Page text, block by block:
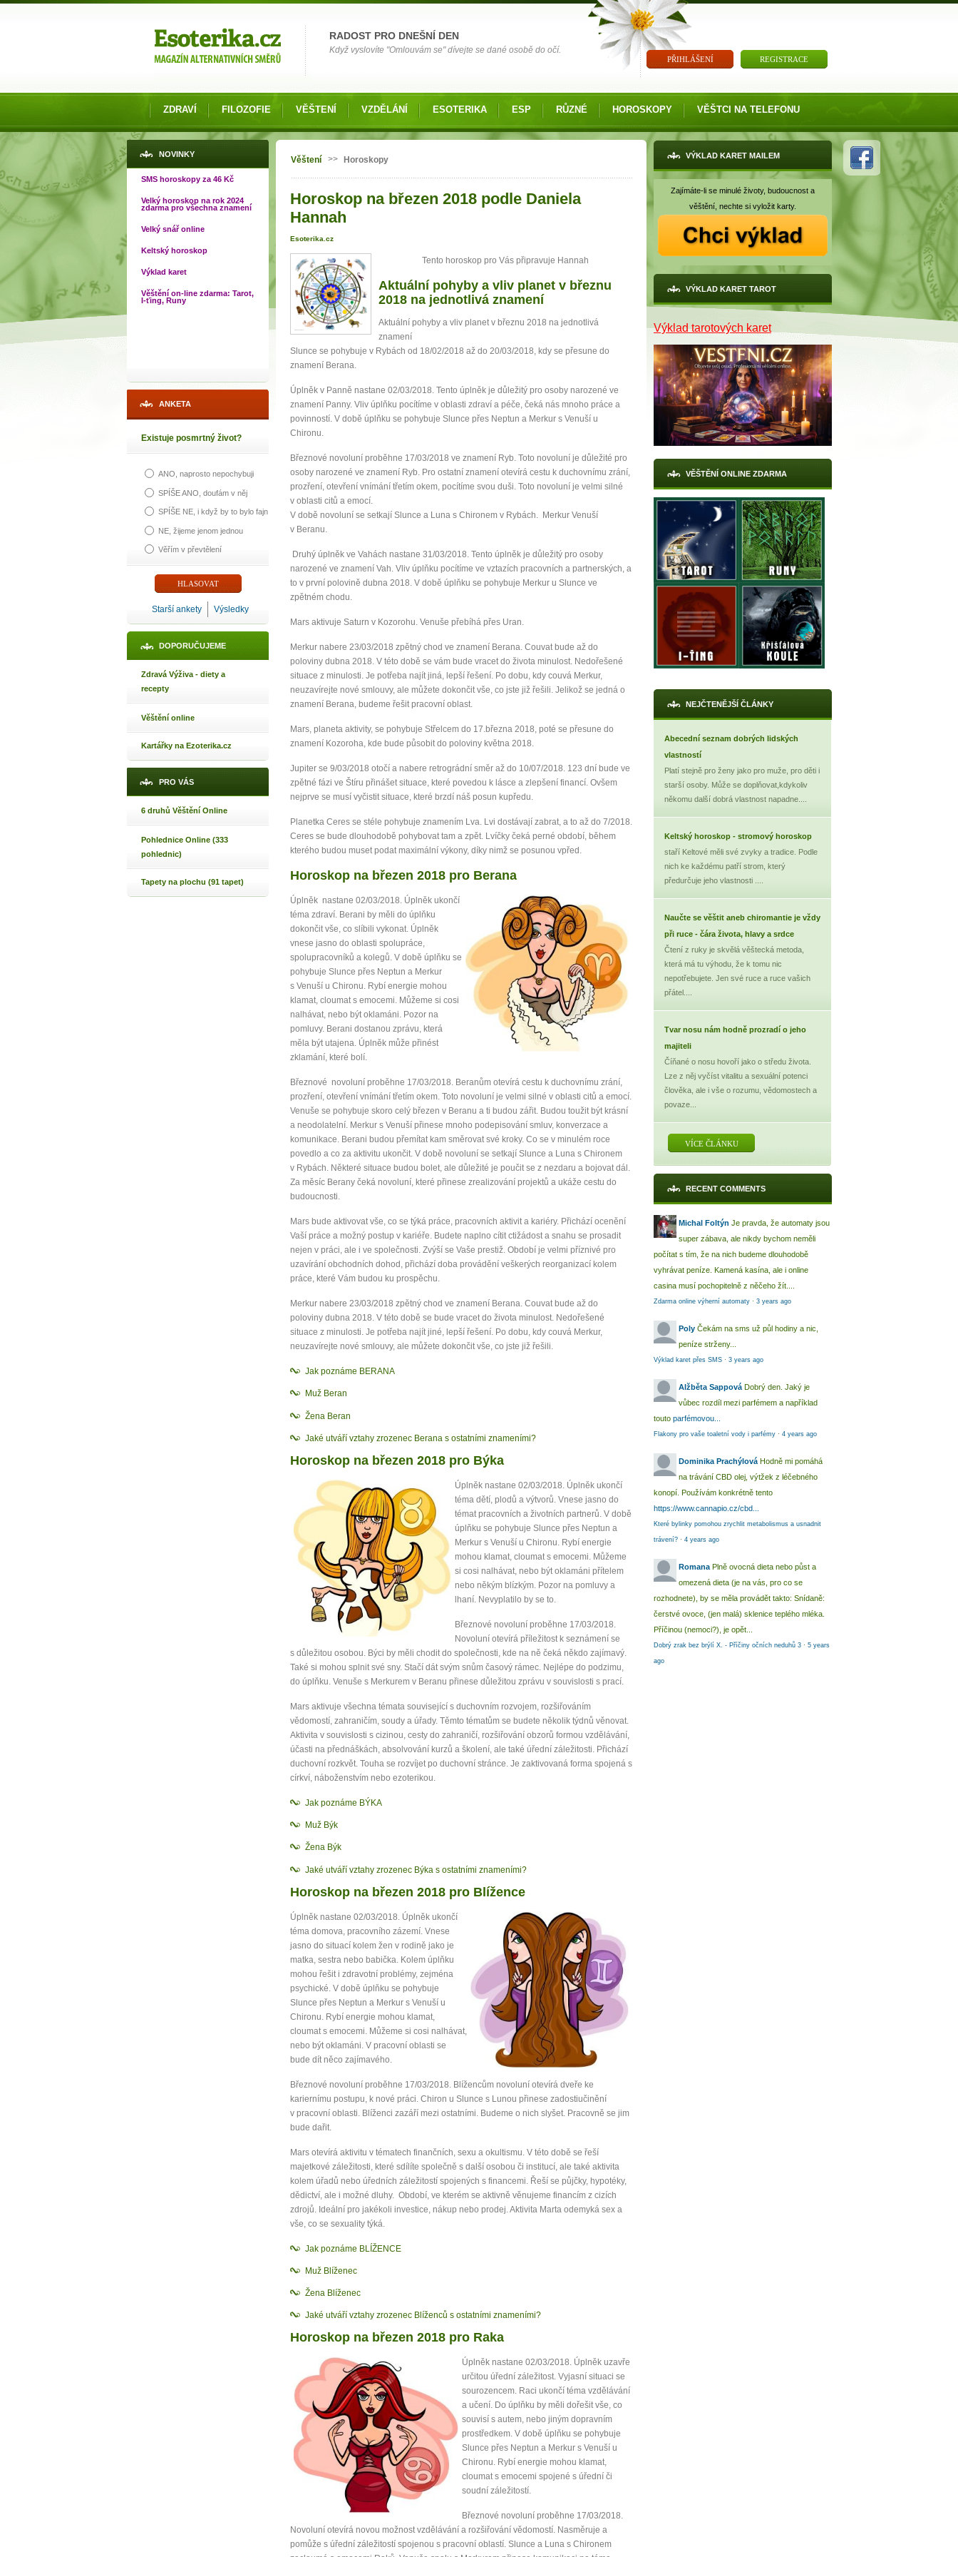
10 tipů pro zdravý a
plnohodnotný život
... všechny tipy zdarma.
Máte pocit, že jste unaveni hned jak ráno vstanete?
Nemusí to tak být - ZJISTĚTE ZDARMA!
Jak mít více energie každý den
Jak vnést do života rovnováhu
Jak být šťastnější
Nenávidíme spam stejně jako vy
X
RADOST PRO DNEŠNÍ DEN
Když vyslovíte "Omlouvám se" dívejte se dané osobě do očí.
PŘIHLÁŠENÍ REGISTRACE
ZDRAVÍ FILOZOFIE VĚŠTENÍ VZDĚLÁNÍ ESOTERIKA ESP RŮZNÉ HOROSKOPY VĚŠTCI NA TELEFONU
NOVINKY
SMS horoskopy za 46 Kč
Velký horoskop na rok 2024
zdarma pro všechna znamení
Velký snář online
Keltský horoskop
Výklad karet
Věštění on-line zdarma: Tarot,
I-ťing, Runy
ANKETA
Existuje posmrtný život?
ANO, naprosto nepochybuji
SPÍŠE ANO, doufám v něj
SPÍŠE NE, i když by to bylo fajn
NE, žijeme jenom jednou
Věřím v převtělení
Starší ankety Výsledky
DOPORUČUJEME
Zdravá Výživa - diety a
recepty
Věštění online
Kartářky na Ezoterika.cz
PRO VÁS
6 druhů Věštění Online
Pohlednice Online (333
pohlednic)
Tapety na plochu (91 tapet)
Jste zde
Věštení >> Horoskopy
Horoskop na březen 2018 podle Daniela
Hannah
Esoterika.cz
Tento horoskop pro Vás připravuje Hannah
Aktuální pohyby a vliv planet v březnu
2018 na jednotlivá znamení
Aktuální pohyby a vliv planet v březnu 2018 na jednotlivá
znamení
Slunce se pohybuje v Rybách od 18/02/2018 až do 20/03/2018, kdy se přesune do
znamení Berana.
Úplněk v Panně nastane 02/03/2018. Tento úplněk je důležitý pro osoby narozené ve
znamení Panny. Vliv úplňku pocítíme v oblasti zdraví a péče, čeká nás mnoho práce a
povinností. V době úplňku se pohybuje Slunce přes Neptun a Merkur s Venuší u
Chironu.
Březnové novoluní proběhne 17/03/2018 ve znamení Ryb. Toto novoluní je důležité pro
osoby narozené ve znamení Ryb. Pro ostatní znamení otevírá cestu k duchovnímu zrání,
prozření, otevření vnímání třetím okem, pocítíme svou duši. Toto novoluní je velmi silné
v oblasti citů a emocí.
V době novoluní se setkají Slunce a Luna s Chironem v Rybách. Merkur Venuší
v Beranu.
Druhý úplněk ve Vahách nastane 31/03/2018. Tento úplněk je důležitý pro osoby
narozené ve znamení Vah. Vliv úplňku pocítíme ve vztazích pracovních a partnerských, a
to v první polovině dubna 2018. V době úplňku se pohybuje Merkur u Slunce ve
zpětném chodu.
Mars aktivuje Saturn v Kozorohu. Venuše přebíhá přes Uran.
Merkur nabere 23/03/2018 zpětný chod ve znamení Berana. Couvat bude až do
poloviny dubna 2018. V této době se vám bude vracet do života minulost. Nedořešené
situace z minulosti. Je potřeba najít jiná, lepší řešení. Po dobu, kdy couvá Merkur,
neuzavírejte nové smlouvy, ale můžete dokončit vše, co jste již řešili. Jelikož se jedná o
znamení Berana, budeme řešit pracovní oblast.
Mars, planeta aktivity, se pohybuje Střelcem do 17.března 2018, poté se přesune do
znamení Kozoroha, kde bude působit do poloviny května 2018.
Jupiter se 9/03/2018 otočí a nabere retrográdní směr až do 10/07/2018. 123 dní bude ve
zpětné fázi ve Štíru přinášet situace, které povedou k lásce a zlepšení financí. Ovšem
nejprve se musí vyčistit situace, které brzdí náš posun kupředu.
Planetka Ceres se stéle pohybuje znamením Lva. Lvi dostávají zabrat, a to až do 7/2018.
Ceres se bude dlouhodobě pohybovat tam a zpět. Lvíčky čeká perné období, během
kterého budou muset podat maximální výkony, díky nimž se posunou vpřed.
Horoskop na březen 2018 pro Berana
Úplněk nastane 02/03/2018. Úplněk ukončí
téma zdraví. Berani by měli do úplňku
dokončit vše, co slíbili vykonat. Úplněk
vnese jasno do oblasti spolupráce,
spolupracovníků a kolegů. V době úplňku se
pohybuje Slunce přes Neptun a Merkur
s Venuší u Chironu. Rybí energie mohou
klamat, cloumat s emocemi. Můžeme si cosi
nalhávat, nebo být oklamáni. Pozor na
pomluvy. Berani dostanou zprávu, která
měla být utajena. Úplněk může přinést
zklamání, které bolí.
Březnové novoluní proběhne 17/03/2018. Beranům otevírá cestu k duchovnímu zrání,
prozření, otevření vnímání třetím okem. Toto novoluní je velmi silné v oblasti citů a emocí.
Venuše se pohybuje skoro celý březen v Beranu a ti budou zářit. Budou toužit být krásní
a neodolatelní. Merkur s Venuší přinese mnoho podepisování smluv, konverzace a
komunikace. Berani budou přemítat kam směrovat své kroky. Co se v minulém roce
povedlo a co za aktivitu ukončit. V době novoluní se setkají Slunce a Luna s Chironem
v Rybách. Některé situace budou bolet, ale důležité je poučit se z nezdaru a bojovat dál.
Za měsíc Berany čeká novoluní, které přinese zrealizování projektů a ukáže cestu do
budoucnosti.
Mars bude aktivovat vše, co se týká práce, pracovních aktivit a kariéry. Přichází ocenění
Vaší práce a možný postup v kariéře. Budete naplno cítit ctižádost a snahu se prosadit
nejen v práci, ale i ve společnosti. Zvýší se Vaše prestiž. Období je velmi příznivé pro
uzavírání obchodních dohod, přichází doba provádění veškerých reorganizací kolem
práce, které Vám budou ku prospěchu.
Merkur nabere 23/03/2018 zpětný chod ve znamení Berana. Couvat bude až do
poloviny dubna 2018. V této době se bude vracet do života minulost. Nedořešené
situace z minulosti. Je potřeba najít jiné, lepší řešení. Po dobu, kdy couvá Merkur,
neuzavírejte nové smlouvy, ale můžete dokončit vše, co jste již řešili.
Jak poznáme BERANA
Muž Beran
Žena Beran
Jaké utváří vztahy zrozenec Berana s ostatními znameními?
Horoskop na březen 2018 pro Býka
Úplněk nastane 02/03/2018. Úplněk ukončí
téma dětí, plodů a výtvorů. Vnese jasno do
témat pracovních a životních partnerů. V době
úplňku se pohybuje Slunce přes Neptun a
Merkur s Venuší u Chironu. Rybí energie
mohou klamat, cloumat s emocemi. Můžeme
si cosi nalhávat, nebo být oklamáni přítelem
nebo někým blízkým. Pozor na pomluvy a
lhaní. Nevyplatilo by se to.
Březnové novoluní proběhne 17/03/2018.
Novoluní otevírá příležitost k seznámení se
s důležitou osobou. Býci by měli chodit do společnosti, kde na ně čeká někdo zajímavý.
Také si mohou splnit své sny. Stačí dát svým snům časový rámec. Nejlépe do podzimu,
do úplňku. Venuše s Merkurem v Beranu přinese důležitou zprávu v souvislosti s prací.
Mars aktivuje všechna témata související s duchovním rozvojem, rozšiřováním
vědomostí, zahraničím, soudy a úřady. Těmto tématům se budete několik týdnů věnovat.
Aktivita v souvislosti s cizinou, cesty do zahraničí, rozšiřování obzorů formou vzdělávání,
účasti na přednáškách, absolvování kurzů a školení, ale také úřední záležitosti. Přichází
duchovní rozkvět. Touha se rozvíjet po duchovní stránce. Je zaktivovaná forma spojená s
církví, náboženstvím nebo ezoterikou.
Jak poznáme BÝKA
Muž Býk
Žena Býk
Jaké utváří vztahy zrozenec Býka s ostatními znameními?
Horoskop na březen 2018 pro Blížence
Úplněk nastane 02/03/2018. Úplněk ukončí
téma domova, pracovního zázemí. Vnese
jasno do situací kolem žen v rodině jako je
matka, sestra nebo babička. Kolem úplňku
mohou řešit i zdravotní problémy, zejména
psychické. V době úplňku se pohybuje
Slunce přes Neptun a Merkur s Venuší u
Chironu. Rybí energie mohou klamat,
cloumat s emocemi. Můžeme si cosi nalhávat,
nebo být oklamáni. V pracovní oblasti se
bude dít něco zajímavého.
Březnové novoluní proběhne 17/03/2018. Blížencům novoluní otevírá dveře ke
kariernímu postupu, k nové práci. Chiron u Slunce s Lunou přinese zadostiučinění
v pracovní oblasti. Blíženci zazáří mezi ostatními. Budeme o nich slyšet. Pracovně se jim
bude dařit.
Mars otevírá aktivitu v tématech finančních, sexu a okultismu. V této době se řeší
majetkové záležitosti, které sdílíte společně s další osobou či institucí, ale také aktivita
kolem úřadů nebo úředních záležitostí spojených s financemi. Řeší se půjčky, hypotéky,
dědictví, ale i možné dluhy. Období, ve kterém se aktivně věnujeme financím z cizích
zdrojů. Ideální pro jakékoli investice, nákup nebo prodej. Aktivita Marta odemyká sex a
vše, co se sexuality týká.
Jak poznáme BLÍŽENCE
Muž Blíženec
Žena Blíženec
Jaké utváří vztahy zrozenec Blíženců s ostatními znameními?
Horoskop na březen 2018 pro Raka
Úplněk nastane 02/03/2018. Úplněk uzavře
určitou úřední záležitost. Vyjasní situaci se
sourozencem. Raci ukončí téma vzdělávání
a učení. Do úplňku by měli dořešit vše, co
souvisí s autem, nebo jiným dopravním
prostředkem. V době úplňku se pohybuje
Slunce přes Neptun a Merkur s Venuší u
Chironu. Rybí energie mohou klamat,
cloumat s emocemi spojené s úřední či
soudní záležitostí.
Březnové novoluní proběhne 17/03/2018.
Novoluní otevírá novou možnost vzdělávání a rozšiřování vědomostí. Nasměruje a
pomůže s úřední záležitostí spojenou s pracovní oblastí. Slunce a Luna s Chironem
VÝKLAD KARET MAILEM
Zajímáte-li se minulé životy, budoucnost a
věštění, nechte si vyložit karty.
VÝKLAD KARET TAROT
Výklad tarotových karet
VĚŠTĚNÍ ONLINE ZDARMA
NEJČTENĚJŠÍ ČLÁNKY
Abecední seznam dobrých lidských
vlastností
Platí stejně pro ženy jako pro muže, pro děti i
starší osoby. Může se doplňovat,kdykoliv
někomu další dobrá vlastnost napadne....
Keltský horoskop - stromový horoskop
staří Keltové měli své zvyky a tradice. Podle
nich ke každému patří strom, který
předurčuje jeho vlastnosti ....
Naučte se věštit aneb chiromantie je vždy
při ruce - čára života, hlavy a srdce
Čtení z ruky je skvělá věštecká metoda,
která má tu výhodu, že k tomu nic
nepotřebujete. Jen své ruce a ruce vašich
přátel....
Tvar nosu nám hodně prozradí o jeho
majiteli
Číňané o nosu hovoří jako o středu života.
Lze z něj vyčíst vitalitu a sexuální potenci
člověka, ale i vše o rozumu, vědomostech a
povaze...
VÍCE ČLÁNKU
RECENT COMMENTS
Michal Foltýn Je pravda, že automaty jsou
super zábava, ale nikdy bychom neměli
počítat s tím, že na nich budeme dlouhodobě
vyhrávat peníze. Kamená kasína, ale i online
casina musí pochopitelně z něčeho žít....
Zdarma online výherní automaty · 3 years ago
Poly Čekám na sms už půl hodiny a nic,
peníze strženy...
Výklad karet přes SMS · 3 years ago
Alžběta Sappová Dobrý den. Jaký je
vůbec rozdíl mezi parfémem a například
touto parfémovou...
Flakony pro vaše toaletní vody i parfémy · 4 years ago
Dominika Prachýlová Hodně mi pomáhá
na trávání CBD olej, výtžek z léčebného
konopí. Používám konkrétně tento
https://www.cannapio.cz/cbd...
Které bylinky pomohou zrychlit metabolismus a usnadnit
trávení? · 4 years ago
Romana Plně ovocná dieta nebo půst a
omezená dieta (je na vás, pro co se
rozhodnete), by se měla provádět takto: Snídaně:
čerstvé ovoce, (jen malá) sklenice teplého mléka.
Příčinou (nemoci?), je opět...
Dobrý zrak bez brýlí X. - Příčiny očních neduhů 3 · 5 years
ago